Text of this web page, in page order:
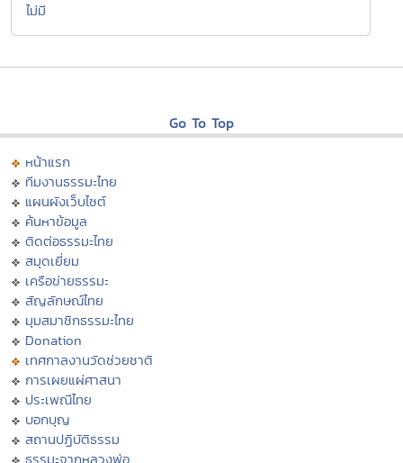
ไม่มี
Go To Top
หน้าแรก
ทีมงานธรรมะไทย
แผนผังเว็บไซต์
ค้นหาข้อมูล
ติดต่อธรรมะไทย
สมุดเยี่ยม
เครือข่ายธรรมะ
สัญลักษณ์ไทย
มุมสมาชิกธรรมะไทย
Donation
เทศกาลงานวัดช่วยชาติ
การเผยแผ่ศาสนา
ประเพณีไทย
บอกบุญ
สถานปฏิบัติธรรม
ธรรมะจากหลวงพ่อ